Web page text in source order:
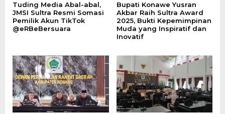
Tuding Media Abal-abal,
JMSI Sultra Resmi Somasi
Pemilik Akun TikTok
@eRBeBersuara
Bupati Konawe Yusran
Akbar Raih Sultra Award
2025, Bukti Kepemimpinan
Muda yang Inspiratif dan
Inovatif